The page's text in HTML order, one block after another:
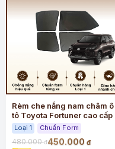
Rèm che nắng nam châm ô
tô Toyota Fortuner cao cấp
Loại 1 Chuẩn Form
480.000đ450.000 đ